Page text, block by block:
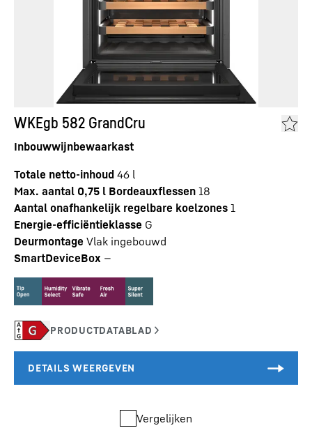
WKEgb 582 GrandCru
Inbouwwijnbewaarkast
Totale netto-inhoud 46 l
Max. aantal 0,75 l Bordeauxflessen 18
Aantal onafhankelijk regelbare koelzones 1
Energie-efficiëntieklasse G
Deurmontage Vlak ingebouwd
SmartDeviceBox —
Vergelijken